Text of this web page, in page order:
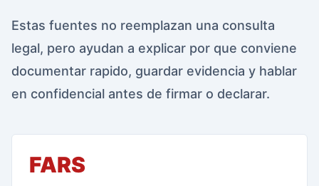
Estas fuentes no reemplazan una consulta
legal, pero ayudan a explicar por que conviene
documentar rapido, guardar evidencia y hablar
en confidencial antes de firmar o declarar.
FARS